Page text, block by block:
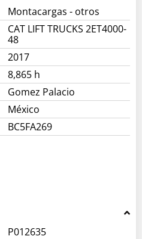
Montacargas - otros
CAT LIFT TRUCKS 2ET4000-
48
2017
8,865 h
Gomez Palacio
México
BC5FA269
P012635